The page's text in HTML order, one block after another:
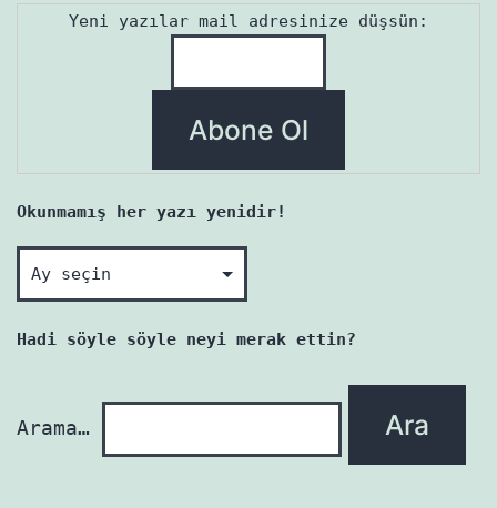
Yeni yazılar mail adresinize düşsün:
Okunmamış her yazı yenidir!
Okunmamış
her
yazı
Hadi söyle söyle neyi merak ettin?
Arama…